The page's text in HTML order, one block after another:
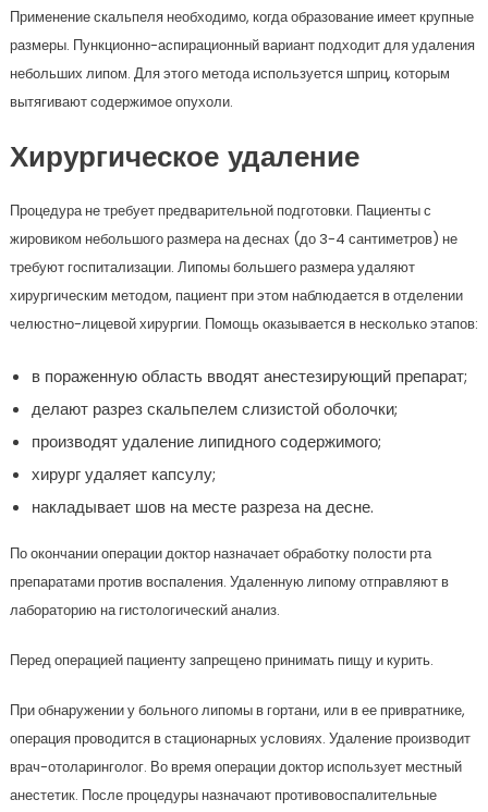
Применение скальпеля необходимо, когда образование имеет крупные
размеры. Пункционно-аспирационный вариант подходит для удаления
небольших липом. Для этого метода используется шприц, которым
вытягивают содержимое опухоли.
Хирургическое удаление
Процедура не требует предварительной подготовки. Пациенты с
жировиком небольшого размера на деснах (до 3-4 сантиметров) не
требуют госпитализации. Липомы большего размера удаляют
хирургическим методом, пациент при этом наблюдается в отделении
челюстно-лицевой хирургии. Помощь оказывается в несколько этапов:
в пораженную область вводят анестезирующий препарат;
делают разрез скальпелем слизистой оболочки;
производят удаление липидного содержимого;
хирург удаляет капсулу;
накладывает шов на месте разреза на десне.
По окончании операции доктор назначает обработку полости рта
препаратами против воспаления. Удаленную липому отправляют в
лабораторию на гистологический анализ.
Перед операцией пациенту запрещено принимать пищу и курить.
При обнаружении у больного липомы в гортани, или в ее привратнике,
операция проводится в стационарных условиях. Удаление производит
врач-отоларинголог. Во время операции доктор использует местный
анестетик. После процедуры назначают противовоспалительные